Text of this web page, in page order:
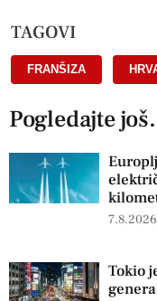
TAGOVI
FRANŠIZA
Pogledajte
7.8.2026
Tokio